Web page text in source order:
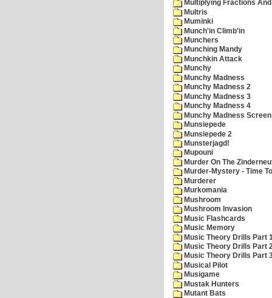
Multiplying Fractions
Multris
Muminki
Munch'in Climb'in
Munchers
Munching Mandy
Munchkin Attack
Munchy
Munchy Madness
Munchy Madness 2
Munchy Madness 3
Munchy Madness 4
Munchy Madness
Munsiepede
Munsiepede 2
Munsterjagd!
Mupouni
Murder On The
Murder-Mystery - Time
Murderer
Murkomania
Mushroom
Mushroom Invasion
Music Flashcards
Music Memory
Music Theory Drills Part
Music Theory Drills Part
Music Theory Drills Part
Musical Pilot
Musigame
Mustak Hunters
Mutant Bats